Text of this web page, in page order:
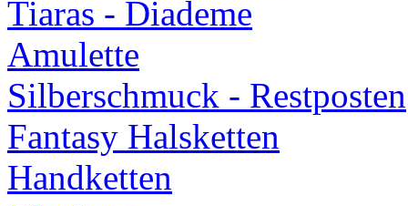
Tiaras - Diademe
Amulette
Silberschmuck - Restposten
Fantasy Halsketten
Handketten